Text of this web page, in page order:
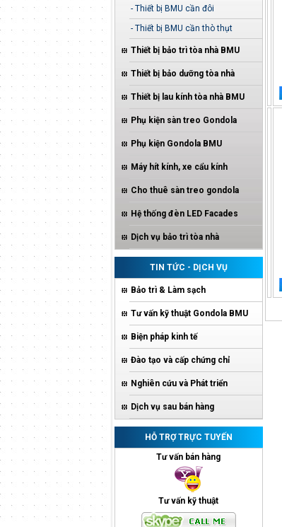
- Thiết bị BMU cần đôi
- Thiết bị BMU cần thò thụt
Thiết bị bảo trì tòa nhà BMU
Thiết bị bảo dưỡng tòa nhà
Thiết bị lau kính tòa nhà BMU
Phụ kiện sàn treo Gondola
Phụ kiện Gondola BMU
Máy hít kính, xe cẩu kính
Cho thuê sàn treo gondola
Hệ thống đèn LED Facades
Dịch vụ bảo trì tòa nhà
TIN TỨC - DỊCH VỤ
Bảo trì & Làm sạch
Tư vấn kỹ thuật Gondola BMU
Biện pháp kinh tế
Đào tạo và cấp chứng chỉ
Nghiên cứu và Phát triển
Dịch vụ sau bán hàng
HỖ TRỢ TRỰC TUYẾN
Tư vấn bán hàng
Tư vấn kỹ thuật